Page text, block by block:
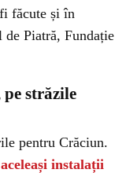
făcute și în
Piatră, Fundație
străzile
pentru Crăciun.
aceleași instalații